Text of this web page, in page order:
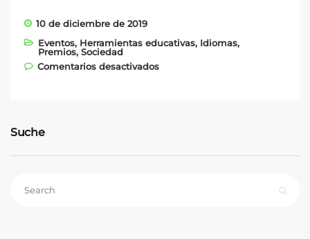
10 de diciembre de 2019
Eventos, Herramientas educativas, Idiomas,
Premios, Sociedad
Comentarios desactivadosen Vision Education vuelve a
Suche